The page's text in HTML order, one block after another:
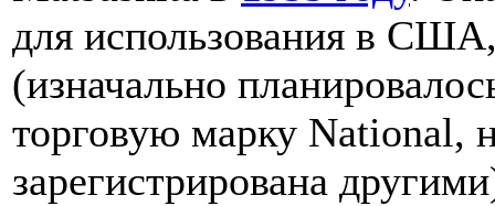
для использования в
(изначально
торговую марку National,
зарегистрирована